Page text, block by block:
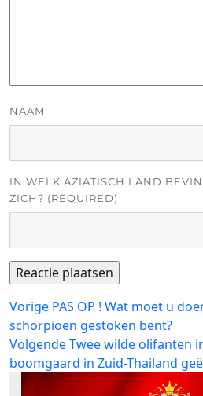
NAAM
IN WELK AZIATISCH LAND
ZICH? (REQUIRED)
Bericht
navigatie
Vorige Vorig
bericht:
PAS OP ! Wat moet u
schorpioen gestoken bent?
VolgendeVolgend
bericht:
Twee wilde olifanten
boomgaard in Zuid-Thailand